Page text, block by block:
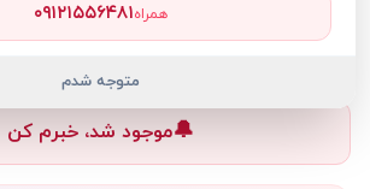
🔔موجود شد، خبرم کن
همراه۰۹۱۲۱۵۵۶۴۸۱
متوجه شدم